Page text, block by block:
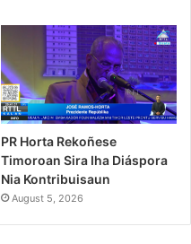
PR Horta Rekoñese
Timoroan Sira Iha Diáspora
Nia Kontribuisaun
August 5, 2026